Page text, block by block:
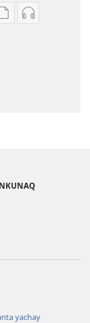
Kaypi Kaypin
yachay